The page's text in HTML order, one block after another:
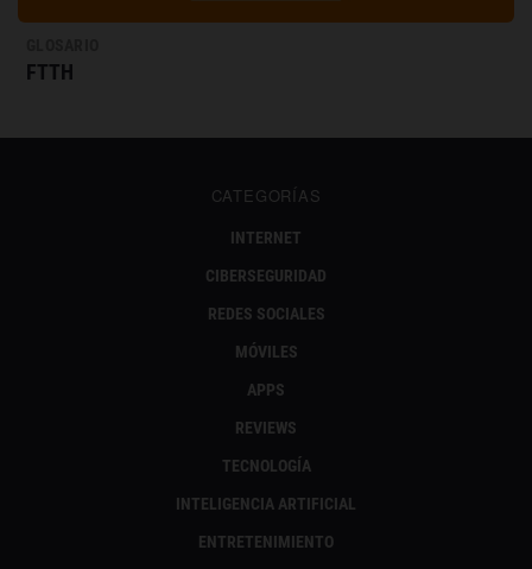
FTTH
CATEGORÍAS
INTERNET
CIBERSEGURIDAD
REDES SOCIALES
MÓVILES
APPS
REVIEWS
TECNOLOGÍA
INTELIGENCIA ARTIFICIAL
ENTRETENIMIENTO